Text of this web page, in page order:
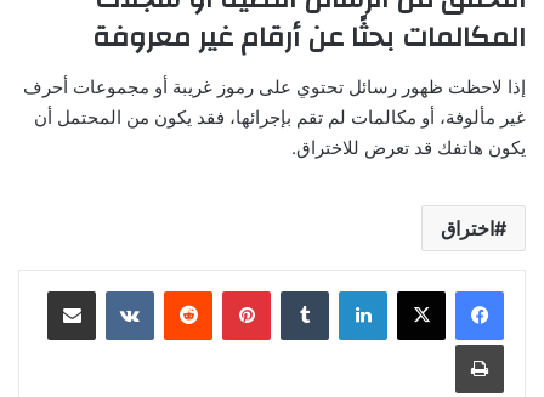
المكالمات بحثًا عن أرقام غير معروفة
إذا لاحظت ظهور رسائل تحتوي على رموز غريبة أو مجموعات أحرف
غير مألوفة، أو مكالمات لم تقم بإجرائها، فقد يكون من المحتمل أن
يكون هاتفك قد تعرض للاختراق.
اختراق
لينكدإن بينتيريست مشاركة عبر البريد
طباعة